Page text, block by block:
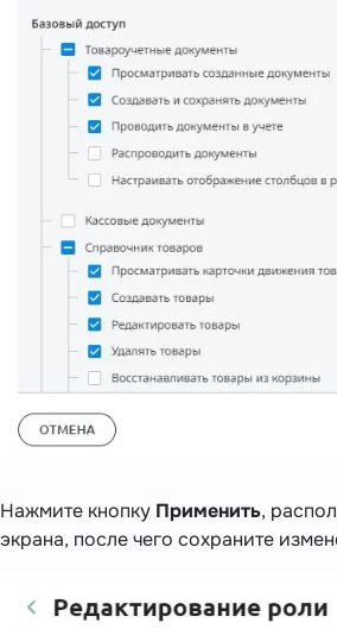
Нажмите кнопку Применить,
экрана, после чего сохраните